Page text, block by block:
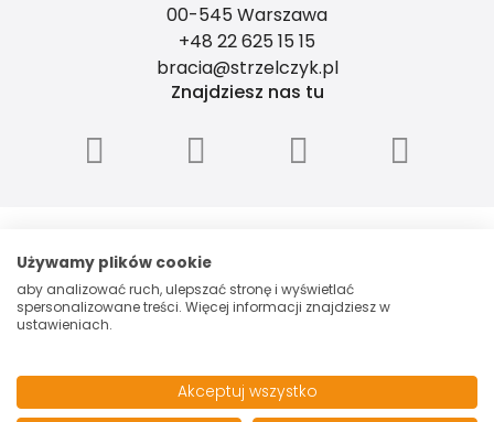
00-545 Warszawa
+48 22 625 15 15
bracia@strzelczyk.pl
Znajdziesz nas tu
OGRANICZONĄ ODPOWIEDZIALNOŚCIĄ, ul.
Marszałkowska 58, 00-545 Warszawa, NIP:
5260006048, Spółka zarejestrowana przez
Sąd Rejonowy dla m.st. Warszawy w
numerem 0000153699. Kapitał zakładowy:
100 000 PLN.
Używamy plików cookie
aby analizować ruch, ulepszać stronę i wyświetlać
spersonalizowane treści. Więcej informacji znajdziesz w
ustawieniach.
Akceptuj wszystko